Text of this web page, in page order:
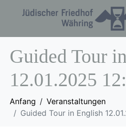
Guided Tour
12.01.2025
Anfang
Veranstaltungen
Guided Tour in English